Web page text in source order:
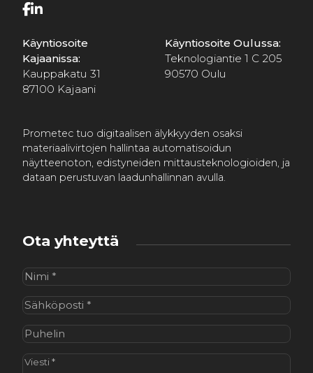
Käyntiosoite
Kajaanissa:
Kauppakatu 31
87100 Kajaani
Käyntiosoite Oulussa:
Teknologiantie 1 C 205
90570 Oulu
Prometec tuo digitaalisen älykkyyden osaksi
materiaalivirtojen hallintaa automatisoidun
näytteenoton, edistyneiden mittausteknologioiden, ja
dataan perustuvan laadunhallinnan avulla.
Ota yhteyttä
Nimi(Pakollinen)
Sähköposti(Pakollinen)
Puhelin
Viesti(Pakollinen)